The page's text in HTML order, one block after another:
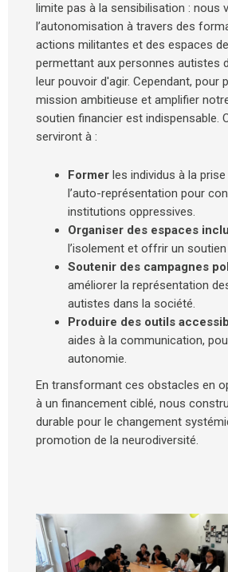
limite pas à la sensibilisation : nous
l’autonomisation à travers des
actions militantes et des espaces
permettant aux personnes autistes
leur pouvoir d'agir. Cependant, pour
mission ambitieuse et amplifier
soutien financier est indispensable.
serviront à :
Former les individus à la
l’auto-représentation pour
institutions oppressives.
Organiser des espaces
l’isolement et offrir un
Soutenir des campagnes
améliorer la représentation
autistes dans la société.
Produire des outils
aides à la communication,
autonomie.
En transformant ces obstacles en
à un financement ciblé, nous
durable pour le changement
promotion de la neurodiversité.